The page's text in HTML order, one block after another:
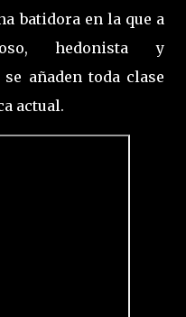
batidora en la que a
hedonista y
añaden toda clase
actual.